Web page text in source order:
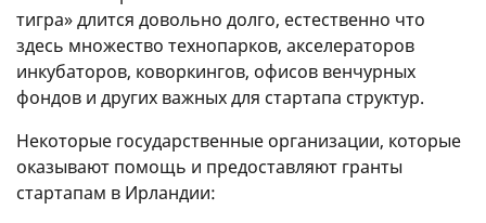
тигра» длится довольно долго, естественно что
здесь множество технопарков, акселераторов
инкубаторов, коворкингов, офисов венчурных
фондов и других важных для стартапа структур.
Некоторые государственные организации, которые
оказывают помощь и предоставляют гранты
стартапам в Ирландии: